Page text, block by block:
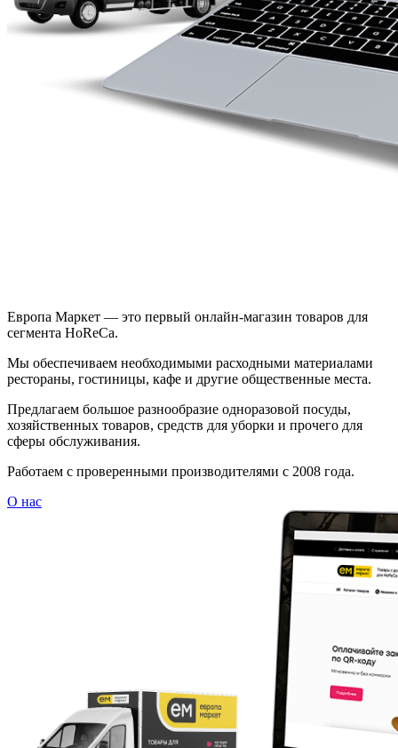
Европа Маркет — это первый онлайн-магазин товаров для
сегмента HoReCa.
Мы обеспечиваем необходимыми расходными материалами
рестораны, гостиницы, кафе и другие общественные места.
Предлагаем большое разнообразие одноразовой посуды,
хозяйственных товаров, средств для уборки и прочего для
сферы обслуживания.
Работаем с проверенными производителями с 2008 года.
О нас